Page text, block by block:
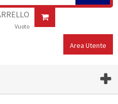
Vuoto
Area Utente